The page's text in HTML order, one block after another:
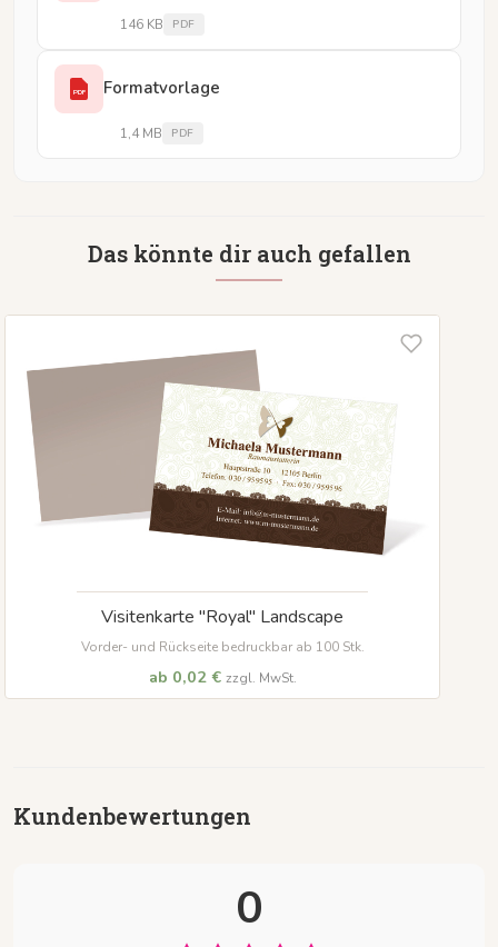
146 KB PDF
PDF Formatvorlage
1,4 MB PDF
Das könnte dir auch gefallen
Visitenkarte "Royal" Landscape
Vorder- und Rückseite bedruckbar ab 100 Stk.
ab 0,02 € zzgl. MwSt.
Kundenbewertungen
0